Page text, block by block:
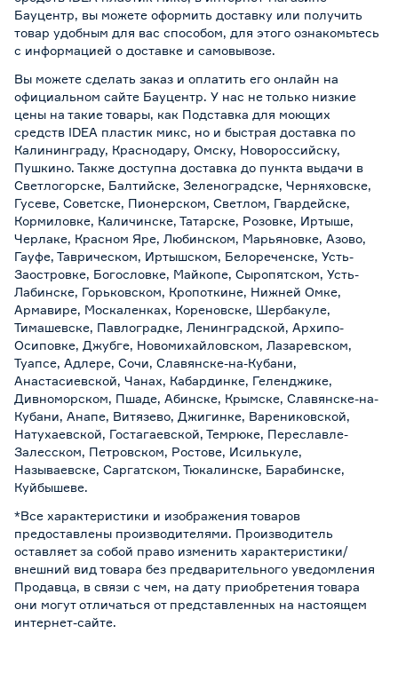
Бауцентр, вы можете оформить доставку или получить
товар удобным для вас способом, для этого ознакомьтесь
с информацией о доставке и самовывозе.
Вы можете сделать заказ и оплатить его онлайн на
официальном сайте Бауцентр. У нас не только низкие
цены на такие товары, как Подставка для моющих
средств IDEA пластик микс, но и быстрая доставка по
Калининграду, Краснодару, Омску, Новороссийску,
Пушкино. Также доступна доставка до пункта выдачи в
Светлогорске, Балтийске, Зеленоградске, Черняховске,
Гусеве, Советске, Пионерском, Светлом, Гвардейске,
Кормиловке, Каличинске, Татарске, Розовке, Иртыше,
Черлаке, Красном Яре, Любинском, Марьяновке, Азово,
Гауфе, Таврическом, Иртышском, Белореченске, Усть-
Заостровке, Богословке, Майкопе, Сыропятском, Усть-
Лабинске, Горьковском, Кропоткине, Нижней Омке,
Армавире, Москаленках, Кореновске, Шербакуле,
Тимашевске, Павлоградке, Ленинградской, Архипо-
Осиповке, Джубге, Новомихайловском, Лазаревском,
Туапсе, Адлере, Сочи, Славянске-на-Кубани,
Анастасиевской, Чанах, Кабардинке, Геленджике,
Дивноморском, Пшаде, Абинске, Крымске, Славянске-на-
Кубани, Анапе, Витязево, Джигинке, Варениковской,
Натухаевской, Гостагаевской, Темрюке, Переславле-
Залесском, Петровском, Ростове, Исилькуле,
Называевске, Саргатском, Тюкалинске, Барабинске,
Куйбышеве.
*Все характеристики и изображения товаров
предоставлены производителями. Производитель
оставляет за собой право изменить характеристики/
внешний вид товара без предварительного уведомления
Продавца, в связи с чем, на дату приобретения товара
они могут отличаться от представленных на настоящем
интернет-сайте.